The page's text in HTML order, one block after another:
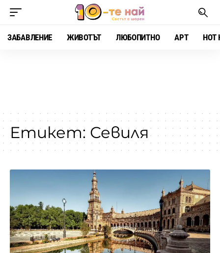
ЗАБАВЛЕНИЕ ЖИВОТЪТ ЛЮБОПИТНО АРТ HOT
Етикет: Севиля